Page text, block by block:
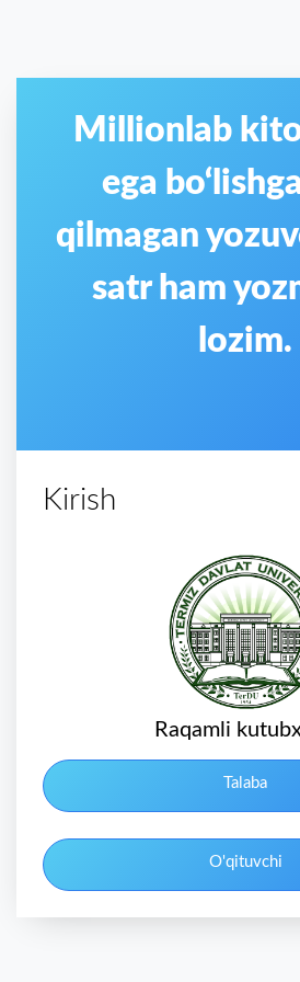
Millionlab
ega
qilmagan
satr ham
lozim.
Kirish
Raqamli
Talaba
O'qituvchi